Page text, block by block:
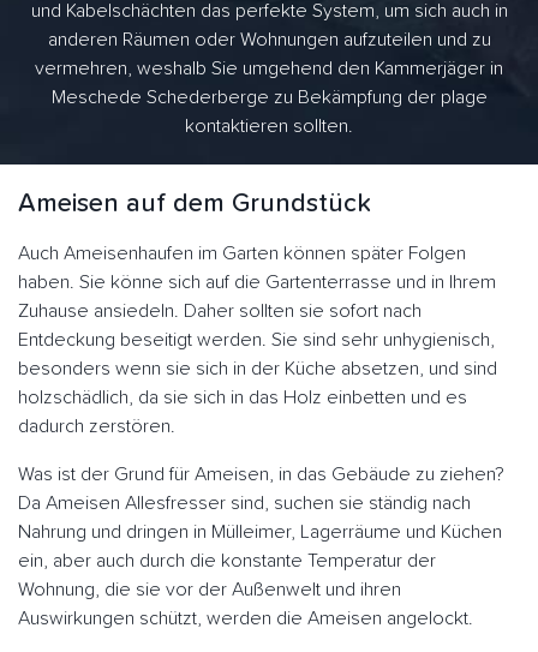
und Kabelschächten das perfekte System, um sich auch in
anderen Räumen oder Wohnungen aufzuteilen und zu
vermehren, weshalb Sie umgehend den Kammerjäger in
Meschede Schederberge zu Bekämpfung der plage
kontaktieren sollten.
Ameisen auf dem Grundstück
Auch Ameisenhaufen im Garten können später Folgen
haben. Sie könne sich auf die Gartenterrasse und in Ihrem
Zuhause ansiedeln. Daher sollten sie sofort nach
Entdeckung beseitigt werden. Sie sind sehr unhygienisch,
besonders wenn sie sich in der Küche absetzen, und sind
holzschädlich, da sie sich in das Holz einbetten und es
dadurch zerstören.
Was ist der Grund für Ameisen, in das Gebäude zu ziehen?
Da Ameisen Allesfresser sind, suchen sie ständig nach
Nahrung und dringen in Mülleimer, Lagerräume und Küchen
ein, aber auch durch die konstante Temperatur der
Wohnung, die sie vor der Außenwelt und ihren
Auswirkungen schützt, werden die Ameisen angelockt.